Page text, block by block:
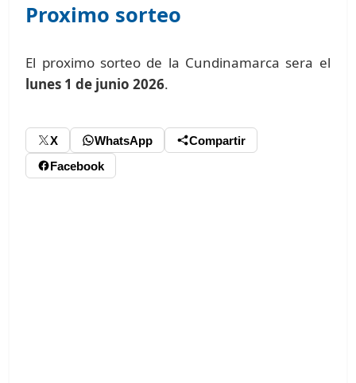
Proximo sorteo
El proximo sorteo de la Cundinamarca sera el
lunes 1 de junio 2026.
X WhatsApp
Compartir
Facebook